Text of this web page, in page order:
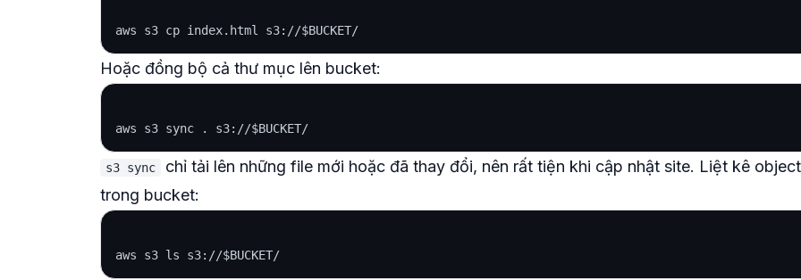
Hoặc đồng bộ cả thư mục lên bucket:
s3 sync
chỉ tải lên những file mới hoặc đã thay đổi, nên rất tiện khi cập nhật site. Liệt kê object
trong bucket: